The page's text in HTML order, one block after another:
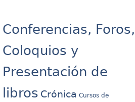
Conferencias, Foros,
Coloquios y
Presentación de
libros Crónica Cursos de